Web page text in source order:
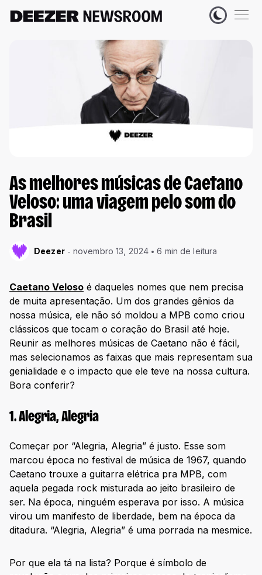
As melhores músicas de Caetano
Veloso: uma viagem pelo som do
Brasil
Deezer novembro 13, 2024 6 min de leitura
Caetano Veloso é daqueles nomes que nem precisa
de muita apresentação. Um dos grandes gênios da
nossa música, ele não só moldou a MPB como criou
clássicos que tocam o coração do Brasil até hoje.
Reunir as melhores músicas de Caetano não é fácil,
mas selecionamos as faixas que mais representam sua
genialidade e o impacto que ele teve na nossa cultura.
Bora conferir?
1. Alegria, Alegria
Começar por “Alegria, Alegria” é justo. Esse som
marcou época no festival de música de 1967, quando
Caetano trouxe a guitarra elétrica pra MPB, com
aquela pegada rock misturada ao jeito brasileiro de
ser. Na época, ninguém esperava por isso. A música
virou um manifesto de liberdade, bem na época da
ditadura. “Alegria, Alegria” é uma porrada na mesmice.
Por que ela tá na lista? Porque é símbolo de